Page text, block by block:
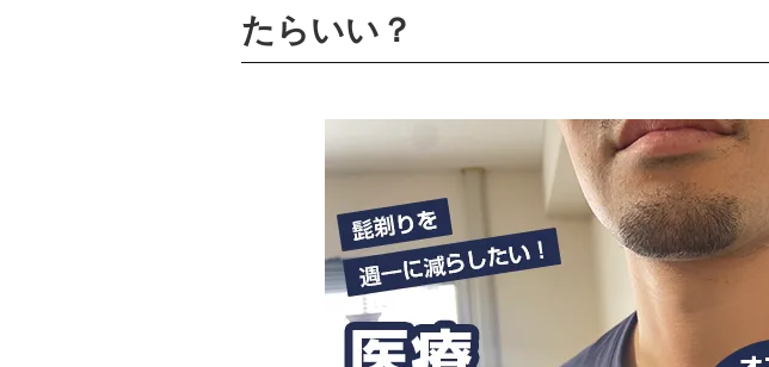
たらいい？